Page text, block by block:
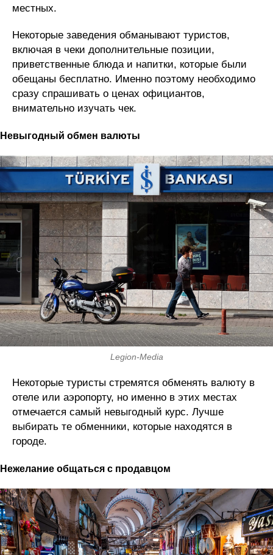
местных.
Некоторые заведения обманывают туристов,
включая в чеки дополнительные позиции,
приветственные блюда и напитки, которые были
обещаны бесплатно. Именно поэтому необходимо
сразу спрашивать о ценах официантов,
внимательно изучать чек.
Невыгодный обмен валюты
Legion-Media
Некоторые туристы стремятся обменять валюту в
отеле или аэропорту, но именно в этих местах
отмечается самый невыгодный курс. Лучше
выбирать те обменники, которые находятся в
городе.
Нежелание общаться с продавцом